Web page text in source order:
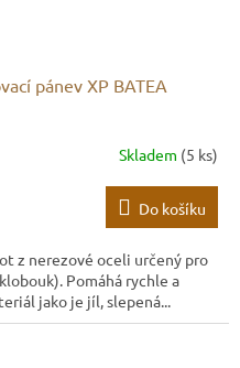
pánev XP BATEA
Skladem (5 ks)
Do košíku
z nerezové oceli určený pro
Pomáhá rychle a
jako je jíl, slepená...